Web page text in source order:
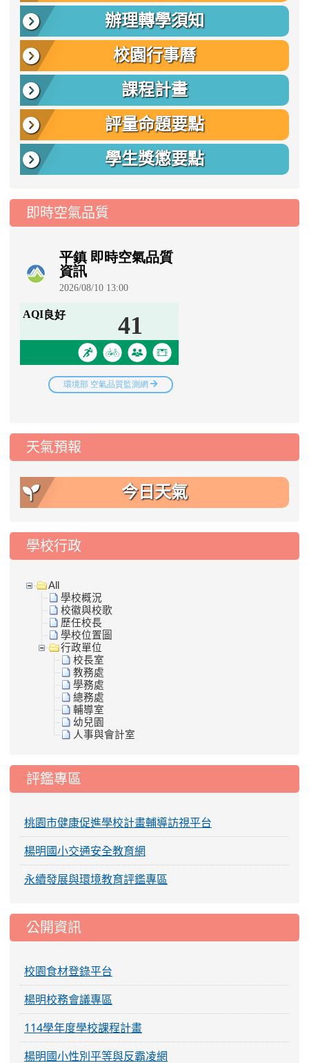
辦理轉學須知
校園行事曆
課程計畫
評量命題要點
學生獎懲要點
即時空氣品質
天氣預報
今日天氣
學校行政
All
學校概況
校徽與校歌
歷任校長
學校位置圖
行政單位
校長室
教務處
學務處
總務處
輔導室
幼兒園
人事與會計室
評鑑專區
桃園市健康促進學校計畫輔導訪視平台
楊明國小交通安全教育網
永續發展與環境教育評鑑專區
公開資訊
校園食材登錄平台
楊明校務會議專區
114學年度學校課程計畫
楊明國小性別平等與反霸凌網